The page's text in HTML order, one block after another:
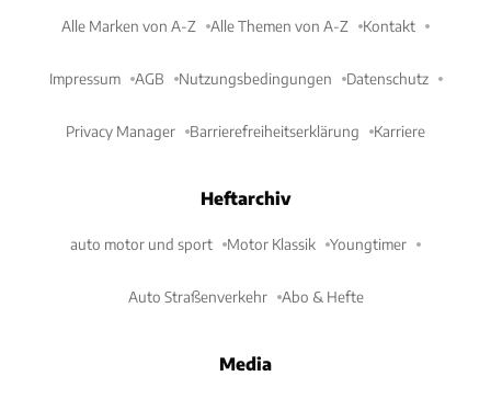
Alle Marken von A-Z Alle Themen von A-Z Kontakt
Impressum AGB Nutzungsbedingungen Datenschutz
Privacy Manager Barrierefreiheitserklärung Karriere
Heftarchiv
auto motor und sport Motor Klassik Youngtimer
Auto Straßenverkehr Abo & Hefte
Media